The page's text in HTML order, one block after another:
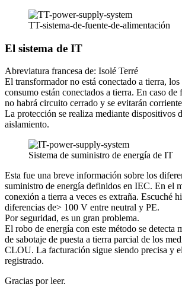
TT-sistema-de-fuente-de-alimentación
El sistema de IT
Abreviatura francesa de: Isolé Terré
El transformador no está conectado a tierra,
consumo están conectados a tierra. En caso de
no habrá circuito cerrado y se evitarán
La protección se realiza mediante dispositivos
aislamiento.
Sistema de suministro de energía de IT
Esta fue una breve información sobre los
suministro de energía definidos en IEC. En el
conexión a tierra a veces es extraña. Escuché
diferencias de> 100 V entre neutral y PE.
Por seguridad, es un gran problema.
El robo de energía con este método se detecta
de sabotaje de puesta a tierra parcial de los
CLOU. La facturación sigue siendo precisa y
registrado.
Gracias por leer.